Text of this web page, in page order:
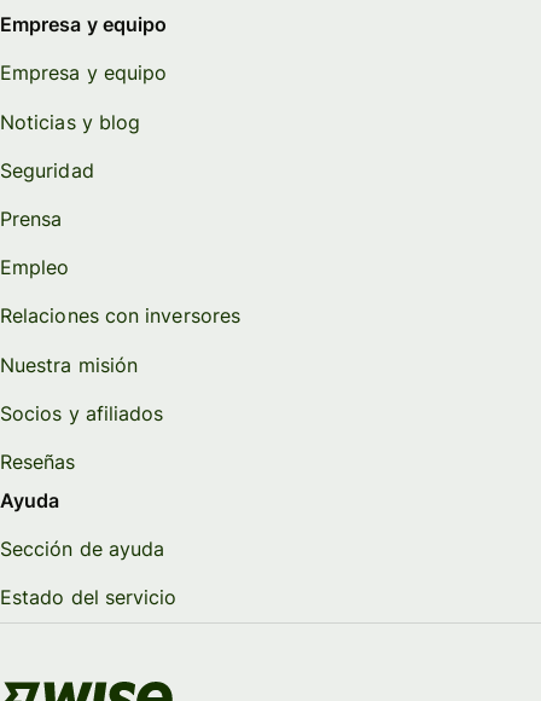
Empresa y equipo
Empresa y equipo
Noticias y blog
Seguridad
Prensa
Empleo
Relaciones con inversores
Nuestra misión
Socios y afiliados
Reseñas
Ayuda
Sección de ayuda
Estado del servicio